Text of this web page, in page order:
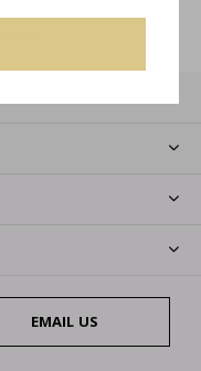
ANMELDEN
EMAIL US